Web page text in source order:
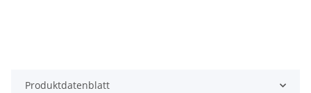
Produktdatenblatt